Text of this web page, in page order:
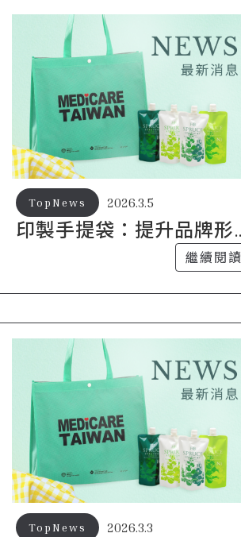
印製手提袋：提升品牌形
象與行銷曝光的實用指南
2026.3.5
TopNews
繼續閱讀
2026.3.3
TopNews